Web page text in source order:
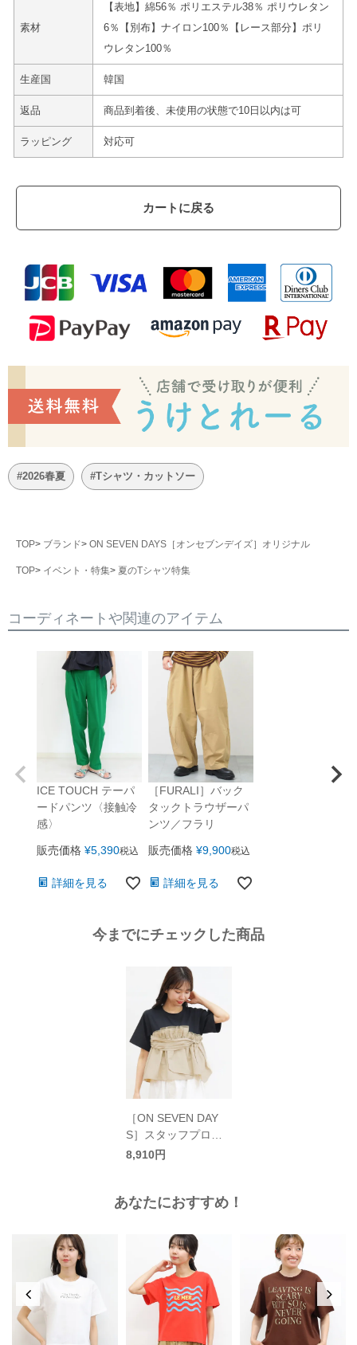
素材
【表地】綿56％ ポリエステル38％ ポリウレタン
6％【別布】ナイロン100％【レース部分】ポリ
ウレタン100％
生産国 韓国
返品 商品到着後、未使用の状態で10日以内は可
ラッピング 対応可
カートに戻る
#2026春夏 #Tシャツ・カットソー
TOP ブランド ON SEVEN DAYS［オンセブンデイズ］オリジナル
TOP イベント・特集 夏のTシャツ特集
コーディネートや関連のアイテム
ICE TOUCH テーパ
ードパンツ〈接触冷
感〉
販売価格 ¥5,390税込
詳細を見る
［FURALI］バック
タックトラウザーパ
ンツ／フラリ
販売価格 ¥9,900税込
詳細を見る
今までにチェックした商品
［ON SEVEN DAY
S］スタッフプロデ
ュース ドッキングT
8,910円
あなたにおすすめ！